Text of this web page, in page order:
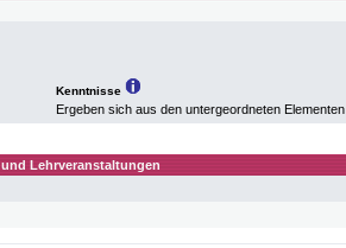
Kenntnisse
Ergeben sich aus den untergeordneten Elementen
Lehrveranstaltungen